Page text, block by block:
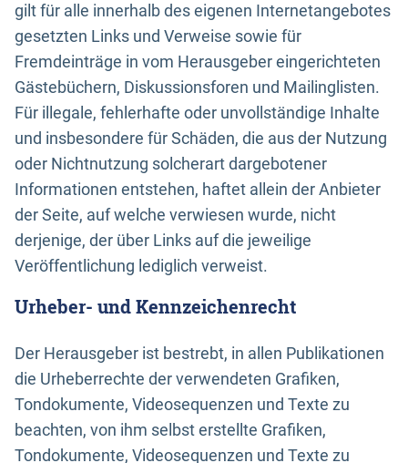
gilt für alle innerhalb des eigenen Internetangebotes
gesetzten Links und Verweise sowie für
Fremdeinträge in vom Herausgeber eingerichteten
Gästebüchern, Diskussionsforen und Mailinglisten.
Für illegale, fehlerhafte oder unvollständige Inhalte
und insbesondere für Schäden, die aus der Nutzung
oder Nichtnutzung solcherart dargebotener
Informationen entstehen, haftet allein der Anbieter
der Seite, auf welche verwiesen wurde, nicht
derjenige, der über Links auf die jeweilige
Veröffentlichung lediglich verweist.
Urheber- und Kennzeichenrecht
Der Herausgeber ist bestrebt, in allen Publikationen
die Urheberrechte der verwendeten Grafiken,
Tondokumente, Videosequenzen und Texte zu
beachten, von ihm selbst erstellte Grafiken,
Tondokumente, Videosequenzen und Texte zu